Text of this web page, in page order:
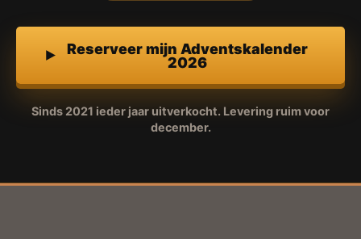
Reserveer mijn Adventskalender
2026
Sinds 2021 ieder jaar uitverkocht. Levering ruim voor
december.